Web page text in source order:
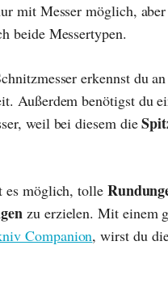
mit Messer möglich,
beide Messertypen.
erkennst du
Außerdem benötigst du
weil bei diesem die
es möglich, tolle
zu erzielen. Mit einem
Companion, wirst du